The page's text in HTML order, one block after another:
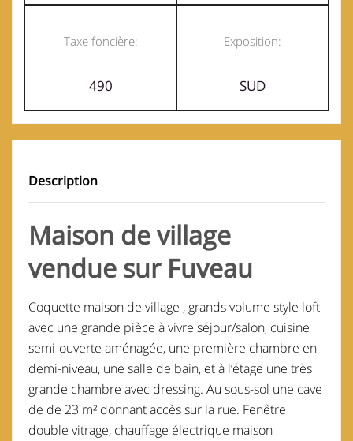
Taxe foncière:
490
Exposition:
SUD
Description
Maison de village
vendue sur Fuveau
Coquette maison de village , grands volume style loft
avec une grande pièce à vivre séjour/salon, cuisine
semi-ouverte aménagée, une première chambre en
demi-niveau, une salle de bain, et à l’étage une très
grande chambre avec dressing. Au sous-sol une cave
de de 23 m² donnant accès sur la rue. Fenêtre
double vitrage, chauffage électrique maison